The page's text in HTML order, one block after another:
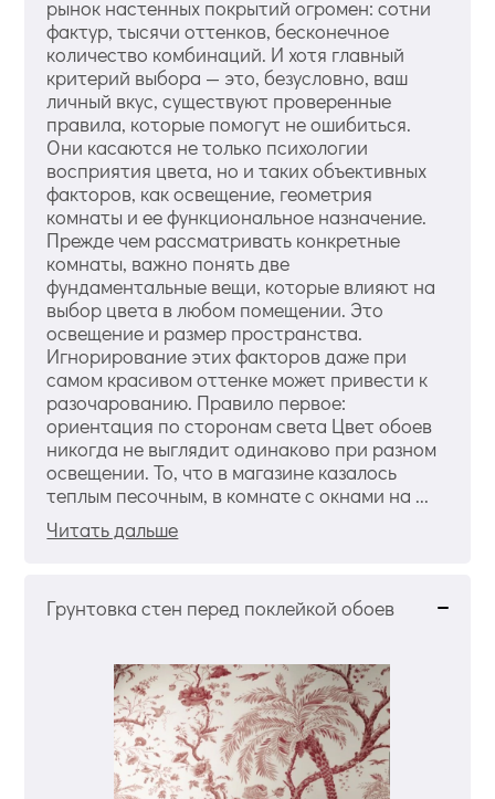
рынок настенных покрытий огромен: сотни
фактур, тысячи оттенков, бесконечное
количество комбинаций. И хотя главный
критерий выбора — это, безусловно, ваш
личный вкус, существуют проверенные
правила, которые помогут не ошибиться.
Они касаются не только психологии
восприятия цвета, но и таких объективных
факторов, как освещение, геометрия
комнаты и ее функциональное назначение.
Прежде чем рассматривать конкретные
комнаты, важно понять две
фундаментальные вещи, которые влияют на
выбор цвета в любом помещении. Это
освещение и размер пространства.
Игнорирование этих факторов даже при
самом красивом оттенке может привести к
разочарованию. Правило первое:
ориентация по сторонам света Цвет обоев
никогда не выглядит одинаково при разном
освещении. То, что в магазине казалось
теплым песочным, в комнате с окнами на ...
Читать дальше
Грунтовка стен перед поклейкой обоев